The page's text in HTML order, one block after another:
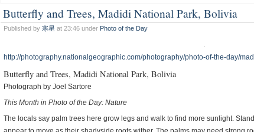
Butterfly and Trees, Madidi National Park, Bolivia
Published by 寒星 at 23:46 under Photo of the Day
http://photography.nationalgeographic.com/photography/photo-of-the-day/
Butterfly and Trees, Madidi National Park, Bolivia
Photograph by Joel Sartore
This Month in Photo of the Day: Nature
The locals say palm trees here grow legs and walk to find more sunlight.